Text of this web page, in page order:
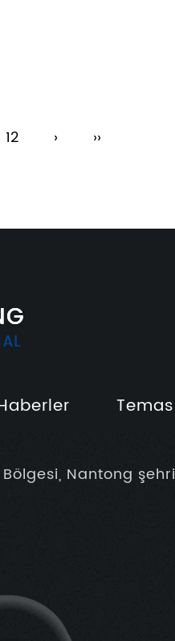
12 › ››
Bölgesi, Nantong